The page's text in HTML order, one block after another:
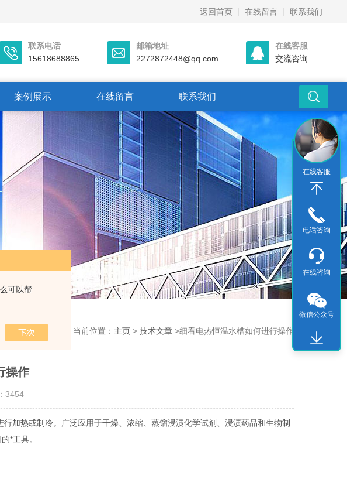
可以帮
返回首页 在线留言 联系我们
联系电话
15618688865
邮箱地址
2272872448@qq.com
在线客服
交流咨询
案例展示 在线留言 联系我们
当前位置： 主页> 技术文章>细看电热恒温水槽如何进行操作
操作
3454
加热或制冷。广泛应用于干燥、浓缩、蒸馏浸渍化学试剂、浸渍药品和生物制
*工具。
在线客服
电话咨询
在线咨询
微信公众号